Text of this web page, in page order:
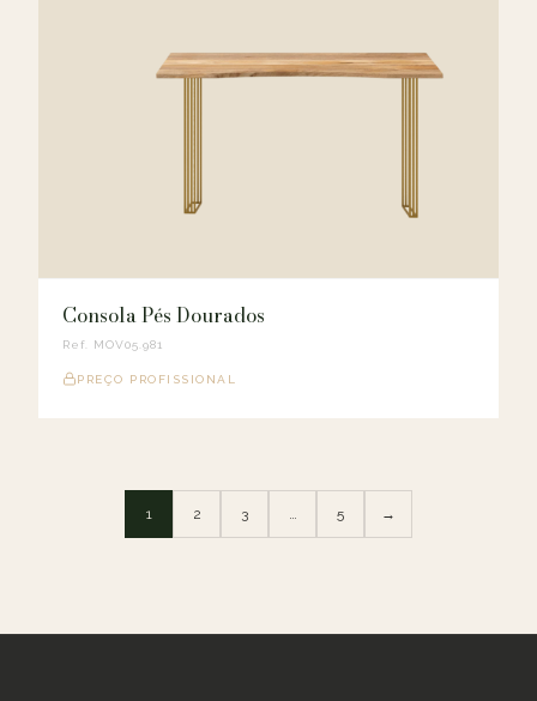
Consola Pés Dourados
Ref. MOV05.981
PREÇO PROFISSIONAL
1 2 3 5 →